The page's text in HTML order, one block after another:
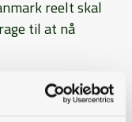
reelt skal
til at nå
udgør 20